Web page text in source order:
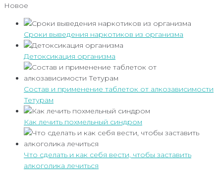
Новое
Сроки выведения наркотиков из организма
Детоксикация организма
Состав и применение таблеток от алкозависимости
Тетурам
Как лечить похмельный синдром
Что сделать и как себя вести, чтобы заставить
алкоголика лечиться